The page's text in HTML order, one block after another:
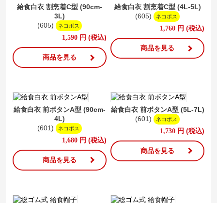
給食白衣 割烹着C型 (90cm-
3L)
(605)
ネコポス
1,590 円 (税込)
商品を見る
給食白衣 割烹着C型 (4L-5L)
(605)
ネコポス
1,760 円 (税込)
商品を見る
給食白衣 前ボタンA型 (90cm-
4L)
(601)
ネコポス
1,680 円 (税込)
商品を見る
給食白衣 前ボタンA型 (5L-7L)
(601)
ネコポス
1,730 円 (税込)
商品を見る